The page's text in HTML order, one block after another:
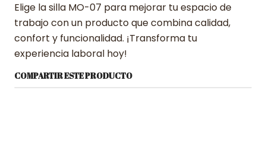
Elige la silla MO-07 para mejorar tu espacio de
trabajo con un producto que combina calidad,
confort y funcionalidad. ¡Transforma tu
experiencia laboral hoy!
COMPARTIR ESTE PRODUCTO